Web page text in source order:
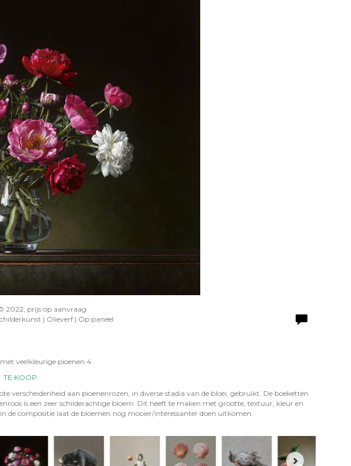
2022, prijs op aanvraag
| Olieverf | Op paneel
veelkleurige pioenen 4
TE KOOP
verscheidenheid aan pioenenrozen, in diverse stadia van de bloei, gebruikt. De boeketten
is een zeer schilderachtige bloem. Dit heeft te maken met grootte, textuur, kleur en
de compositie laat de bloemen nog mooier/interessanter doen uitkomen.